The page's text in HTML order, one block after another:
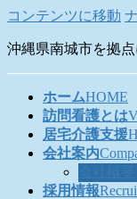
コンテンツに移動
沖縄県南城市を拠
ホームHOME
訪問看護とは
居宅介護支援
会社案内
採用情報